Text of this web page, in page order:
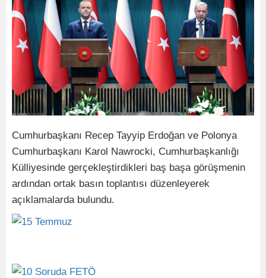
Cumhurbaşkanı Recep Tayyip Erdoğan ve Polonya
Cumhurbaşkanı Karol Nawrocki, Cumhurbaşkanlığı
Külliyesinde gerçekleştirdikleri baş başa görüşmenin
ardından ortak basın toplantısı düzenleyerek
açıklamalarda bulundu.